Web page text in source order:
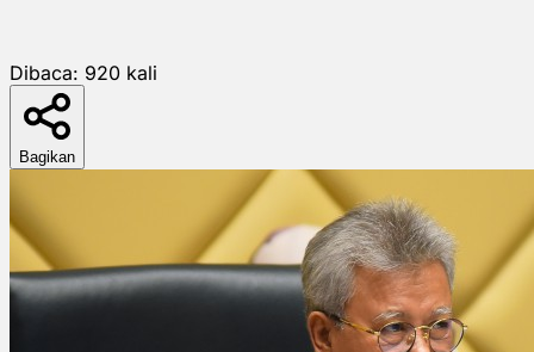
Dibaca: 920 kali
Bagikan